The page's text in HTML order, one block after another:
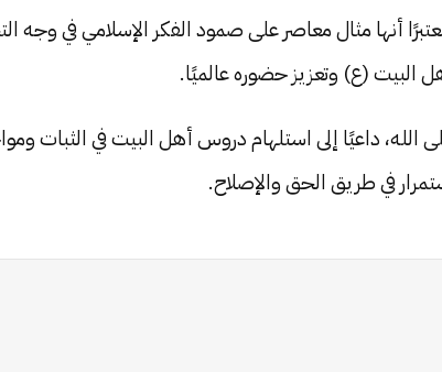
أنها مثال معاصر على صمود الفكر الإسلامي في وجه
البيت (ع) وتعزيز حضوره عالميًا.
الله، داعيًا إلى استلهام دروس أهل البيت في الثبات
في طريق الحق والإصلاح.